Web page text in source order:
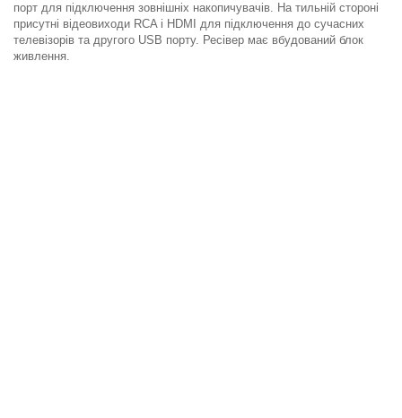
порт для підключення зовнішніх накопичувачів. На тильній стороні
присутні відеовиходи RCA і HDMI для підключення до сучасних
телевізорів та другого USB порту. Ресівер має вбудований блок
живлення.